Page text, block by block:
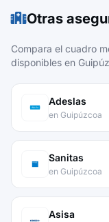
Otras
Compara el cuadro
disponibles en
Adeslas
en Guipúzcoa
Sanitas
en Guipúzcoa
Asisa